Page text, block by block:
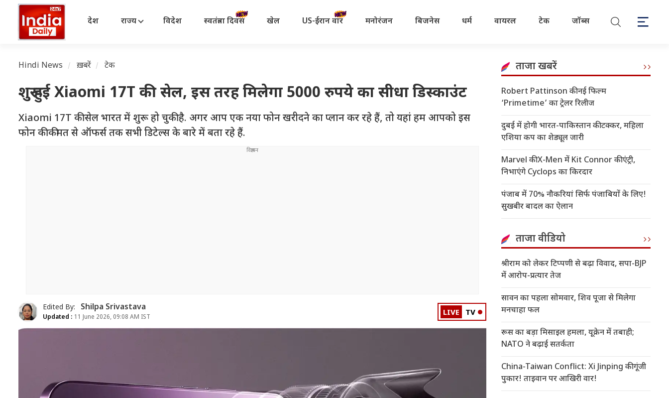
देश राज्य विदेश स्वतंत्रता दिवस खेल US-ईरान वॉर मनोरंजन बिजनेस धर्म वायरल टेक जॉब्स
Hindi News ख़बरें टेक
शुरू हुई Xiaomi 17T की सेल, इस तरह मिलेगा 5000 रुपये का सीधा डिस्काउंट
Xiaomi 17T की सेल भारत में शुरू हो चुकी है. अगर आप एक नया फोन खरीदने का प्लान कर रहे हैं, तो यहां हम आपको इस
फोन की कीमत से ऑफर्स तक सभी डिटेल्स के बारे में बता रहे हैं.
Edited By: Shilpa Srivastava
Updated : 11 June 2026, 09:08 AM IST LIVE TV
ताजा खबरें
Robert Pattinson की नई फिल्म
‘Primetime’ का ट्रेलर रिलीज
दुबई में होगी भारत-पाकिस्तान की टक्कर, महिला
एशिया कप का शेड्यूल जारी
Marvel की X-Men में Kit Connor की एंट्री,
निभाएंगे Cyclops का किरदार
पंजाब में 70% नौकरियां सिर्फ पंजाबियों के लिए!
सुखबीर बादल का ऐलान
ताजा वीडियो
श्रीराम को लेकर टिप्पणी से बढ़ा विवाद, सपा-BJP
में आरोप-प्रत्यार तेज
सावन का पहला सोमवार, शिव पूजा से मिलेगा
मनचाहा फल
रूस का बड़ा मिसाइल हमला, यूक्रेन में तबाही;
NATO ने बढ़ाई सतर्कता
China-Taiwan Conflict: Xi Jinping की गूंजी
पुकार! ताइवान पर आखिरी वार!